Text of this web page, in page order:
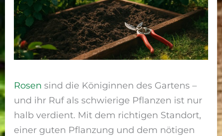
Rosen sind die Königinnen des Gartens –
und ihr Ruf als schwierige Pflanzen ist nur
halb verdient. Mit dem richtigen Standort,
einer guten Pflanzung und dem nötigen